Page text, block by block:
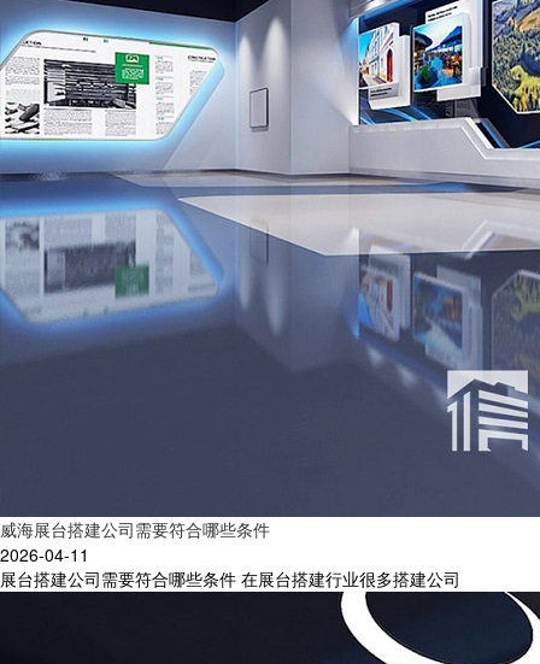
威海展台搭建公司需要符合哪些条件
2026-04-11
展台搭建公司需要符合哪些条件 在展台搭建行业很多搭建公司